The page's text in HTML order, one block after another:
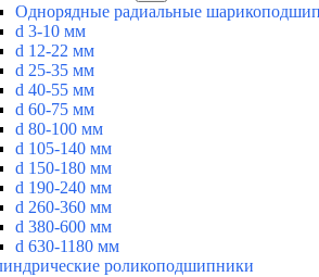
Однорядные радиальные
d 3-10 мм
d 12-22 мм
d 25-35 мм
d 40-55 мм
d 60-75 мм
d 80-100 мм
d 105-140 мм
d 150-180 мм
d 190-240 мм
d 260-360 мм
d 380-600 мм
d 630-1180 мм
роликоподшипники